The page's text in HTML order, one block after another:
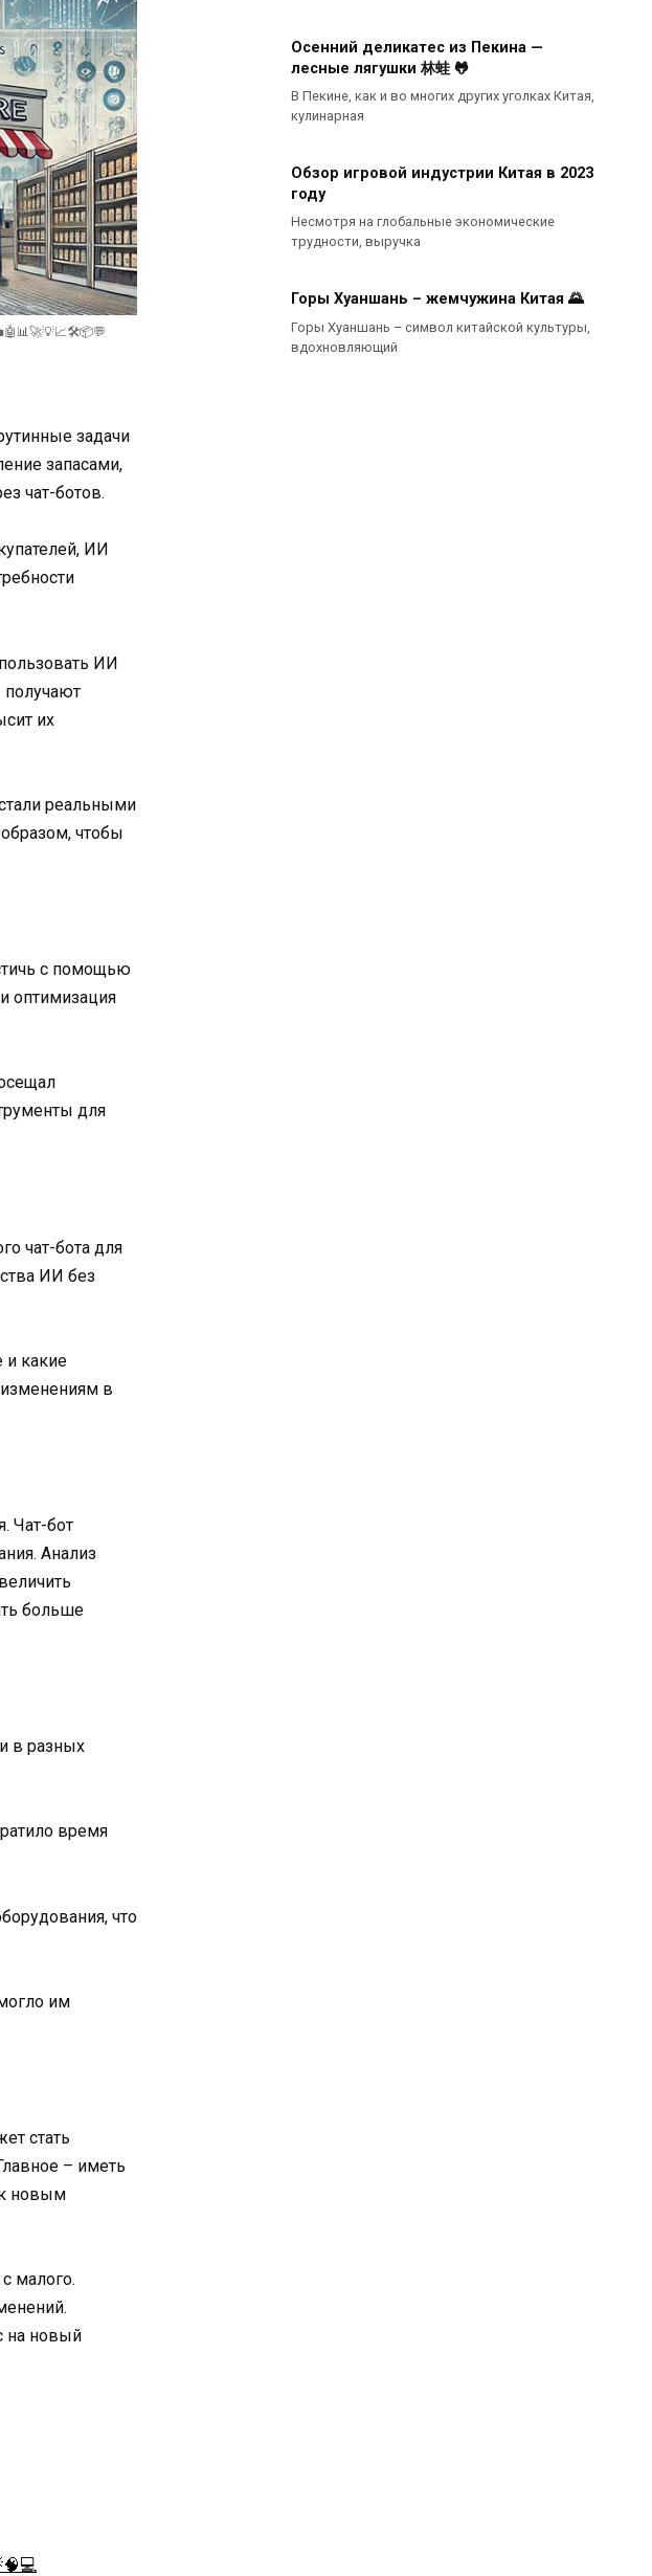
задачи
запасами,
чат-ботов.
ИИ
ИИ
получают
их
реальными
чтобы
с помощью
оптимизация
для
чат-бота для
ИИ без
и какие
в
Чат-бот
Анализ
больше
в разных
время
что
им
стать
– иметь
к новым
малого.
на новый
Осенний деликатес из Пекина —
лесные лягушки 林蛙 🐸
В Пекине, как и во многих других уголках Китая,
кулинарная
Обзор игровой индустрии Китая в 2023
году
Несмотря на глобальные экономические
трудности, выручка
Горы Хуаншань – жемчужина Китая 🌄
Горы Хуаншань – символ китайской культуры,
вдохновляющий